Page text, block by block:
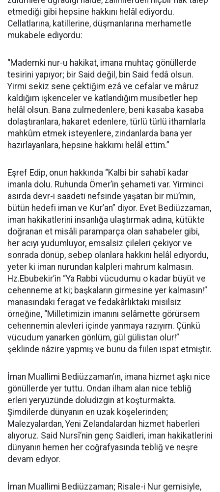
etmediği gibi hepsine hakkını helâl ediyordu.
Cellatlarına, katillerine, düşmanlarına merhametle
mukabele ediyordu:
“Mademki nur-u hakikat, imana muhtaç gönüllerde
tesirini yapıyor; bir Said değil, bin Said fedâ olsun.
Yirmi sekiz sene çektiğim ezâ ve cefalar ve mâruz
kaldığım işkenceler ve katlandığım musibetler hep
helâl olsun. Bana zulmedenlere, beni kasaba kasaba
dolaştıranlara, hakaret edenlere, türlü türlü ithamlarla
mahkûm etmek isteyenlere, zindanlarda bana yer
hazırlayanlara, hepsine hakkımı helâl ettim.”
Eşref Edip, onun hakkında “Kalbi bir sahabî kadar
imanla dolu. Ruhunda Ömer’in şehameti var. Yirminci
asırda devr-i saadeti nefsinde yaşatan bir mü’min,
bütün hedefi iman ve Kur’an” diyor. Evet Bediüzzaman,
iman hakikatlerini insanlığa ulaştırmak adına, kütükte
doğranan et misâli paramparça olan sahabeler gibi,
her acıyı yudumluyor, emsalsiz çileleri çekiyor ve
sonrada dönüp, sebep olanlara hakkını helâl ediyordu,
yeter ki iman nurundan kalpleri mahrum kalmasın.
Hz.Ebubekir’in “Ya Rabbi vücudumu o kadar büyüt ve
cehenneme at ki; başkaların girmesine yer kalmasın!”
manasındaki feragat ve fedakârlıktaki misilsiz
örneğine, “Milletimizin imanını selâmette görürsem
cehennemin alevleri içinde yanmaya razıyım. Çünkü
vücudum yanarken gönlüm, gül gülistan olur!”
şeklinde nâzire yapmış ve bunu da fiilen ispat etmiştir.
İman Muallimi Bediüzzaman’ın, imana hizmet aşkı nice
gönüllerde yer tuttu. Ondan ilham alan nice tebliğ
erleri yeryüzünde doludizgin at koşturmakta.
Şimdilerde dünyanın en uzak köşelerinden;
Malezyalardan, Yeni Zelandalardan hizmet haberleri
alıyoruz. Said Nursî’nin genç Saidleri, iman hakikatlerini
dünyanın hemen her coğrafyasında tebliğ ve neşre
devam ediyor.
İman Muallimi Bediüzzaman; Risale-i Nur gemisiyle,